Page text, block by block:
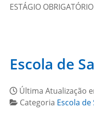
ESTÁGIO
Escola de
Última Atualização
Categoria Escola de